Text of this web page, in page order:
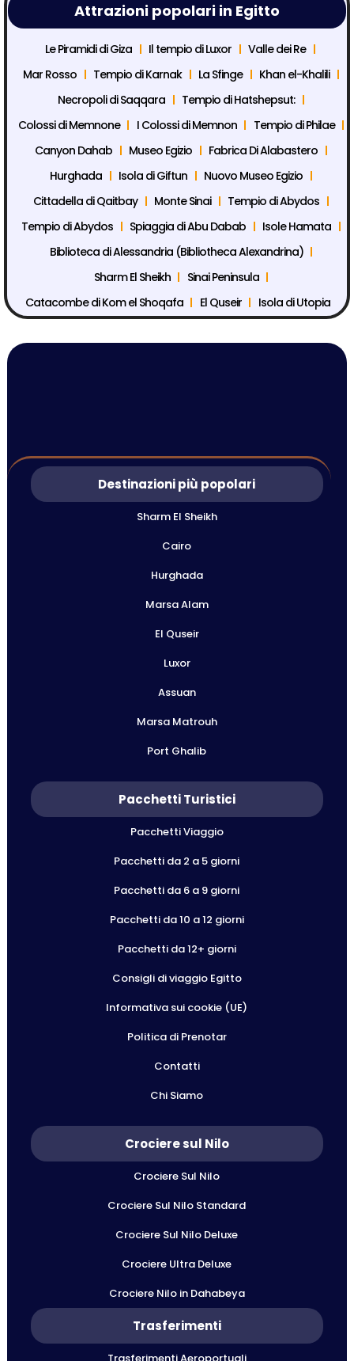
Attrazioni popolari in Egitto
Le Piramidi di Giza Il tempio di Luxor
Valle dei Re
Mar Rosso
Tempio di Karnak La Sfinge
Khan el-Khalili
Necropoli di Saqqara
Tempio di Hatshepsut:
Colossi di Memnone
I Colossi di Memnon
Tempio di Philae
Canyon Dahab
Museo Egizio
Fabrica Di Alabastero
Hurghada
Isola di Giftun
Nuovo Museo Egizio
Cittadella di Qaitbay
Monte Sinai
Tempio di Abydos
Tempio di Abydos
Spiaggia di Abu Dabab
Isole Hamata
Biblioteca di Alessandria (Bibliotheca Alexandrina)
Sharm El Sheikh
Sinai Peninsula
Catacombe di Kom el Shoqafa
El Quseir Isola di Utopia
Destinazioni più popolari
Sharm El Sheikh
Cairo
Hurghada
Marsa Alam
El Quseir
Luxor
Assuan
Marsa Matrouh
Port Ghalib
Pacchetti Turistici
Pacchetti Viaggio
Pacchetti da 2 a 5 giorni
Pacchetti da 6 a 9 giorni
Pacchetti da 10 a 12 giorni
Pacchetti da 12+ giorni
Consigli di viaggio Egitto
Informativa sui cookie (UE)
Politica di Prenotar
Contatti
Chi Siamo
Crociere sul Nilo
Crociere Sul Nilo
Crociere Sul Nilo Standard
Crociere Sul Nilo Deluxe
Crociere Ultra Deluxe
Crociere Nilo in Dahabeya
Trasferimenti